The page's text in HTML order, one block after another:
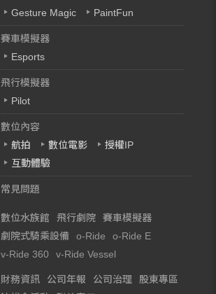
Gesture Magic
PaintFun
賽車模擬器
Esports
飛行模擬器
Pilot
數位內容
航拍
數位電影
授權IP
互動體驗
常見問題
數位水族館 飛行劇院
賽車模擬器
劇院式騎乘設備
o-Ride
o-Ride E
v-Ride 360
v-Ride Vessel
財務資訊 公司年報 公司治理
股東專區